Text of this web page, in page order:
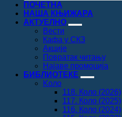
ПОЧЕТНА
НАША КЊИЖАРА
АКТУЕЛНО
Вести
Кафа у СКЗ
Акције
Повратак читању
Најаве промоција
БИБЛИОТЕКЕ
Koло
118. Коло (2026)
117. Коло (2025)
116. Коло (2024)